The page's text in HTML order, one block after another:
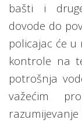
bašti i
dovode do
policajac će
kontrole na
potrošnja
važećim